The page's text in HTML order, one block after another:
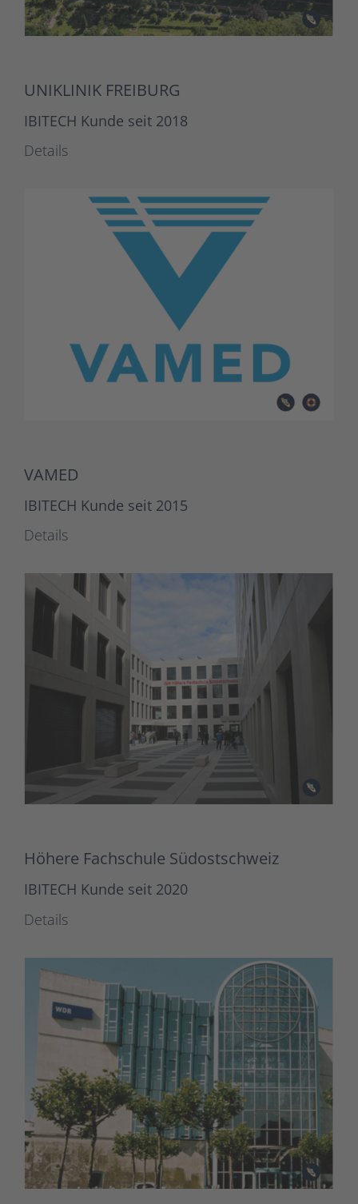
UNIKLINIK FREIBURG
IBITECH Kunde seit 2018
Details
VAMED
IBITECH Kunde seit 2015
Details
Höhere Fachschule Südostschweiz
IBITECH Kunde seit 2020
Details